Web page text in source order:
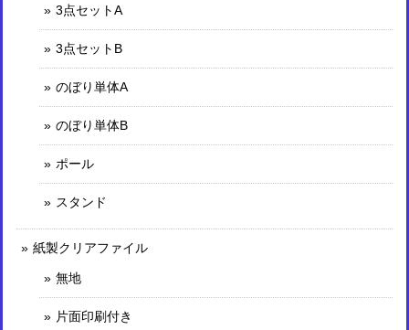
3点セットA
3点セットB
のぼり単体A
のぼり単体B
ポール
スタンド
紙製クリアファイル
無地
片面印刷付き